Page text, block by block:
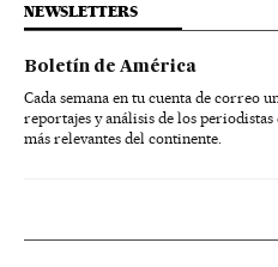
NEWSLETTERS
Boletín de América
Cada semana en tu cuenta de correo
reportajes y análisis de los
más relevantes del continente.